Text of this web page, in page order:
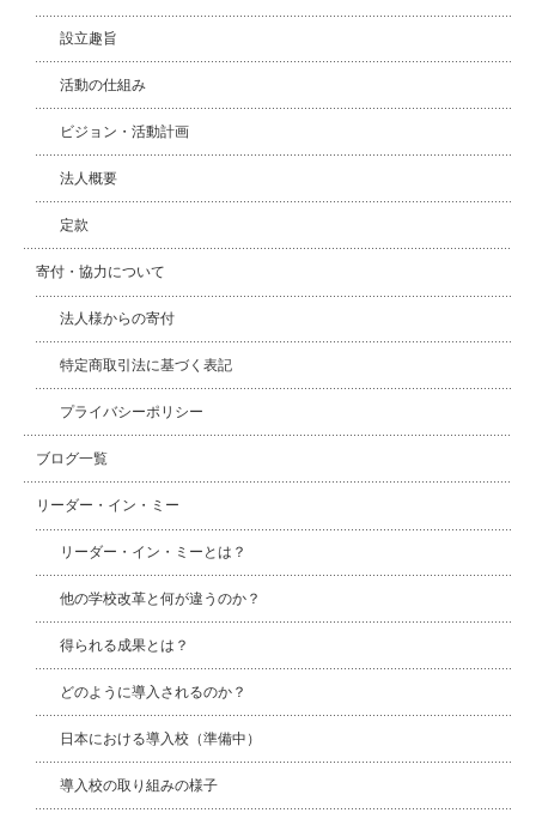
設立趣旨
活動の仕組み
ビジョン・活動計画
法人概要
定款
寄付・協力について
法人様からの寄付
特定商取引法に基づく表記
プライバシーポリシー
ブログ一覧
リーダー・イン・ミー
リーダー・イン・ミーとは？
他の学校改革と何が違うのか？
得られる成果とは？
どのように導入されるのか？
日本における導入校（準備中）
導入校の取り組みの様子